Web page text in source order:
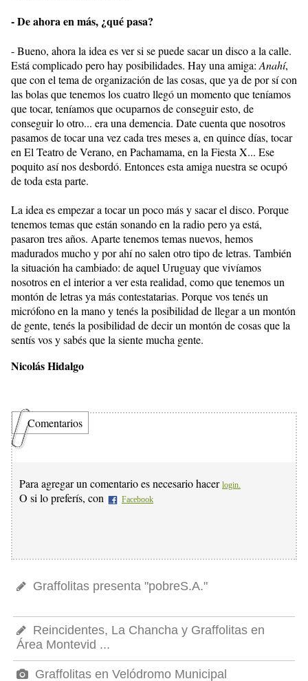
- De ahora en más, ¿qué pasa?
- Bueno, ahora la idea es ver si se puede sacar un disco a la calle.
Está complicado pero hay posibilidades. Hay una amiga:Anahí,
que con el tema de organización de las cosas, que ya de por sí con
las bolas que tenemos los cuatro llegó un momento que teníamos
que tocar, teníamos que ocuparnos de conseguir esto, de
conseguir lo otro... era una demencia. Date cuenta que nosotros
pasamos de tocar una vez cada tres meses a, en quince días, tocar
en El Teatro de Verano, en Pachamama, en la Fiesta X... Ese
poquito así nos desbordó. Entonces esta amiga nuestra se ocupó
de toda esta parte.
La idea es empezar a tocar un poco más y sacar el disco. Porque
tenemos temas que están sonando en la radio pero ya está,
pasaron tres años. Aparte tenemos temas nuevos, hemos
madurados mucho y por ahí no salen otro tipo de letras. También
la situación ha cambiado: de aquel Uruguay que vivíamos
nosotros en el interior a ver esta realidad, como que tenemos un
montón de letras ya más contestatarias. Porque vos tenés un
micrófono en la mano y tenés la posibilidad de llegar a un montón
de gente, tenés la posibilidad de decir un montón de cosas que la
sentís vos y sabés que la siente mucha gente.
Nicolás Hidalgo
Comentarios
Para agregar un comentario es necesario hacer login.
O si lo preferís, con Facebook
Graffolitas presenta "pobreS.A."
Reincidentes, La Chancha y Graffolitas en
Área Montevid ...
Graffolitas en Velódromo Municipal